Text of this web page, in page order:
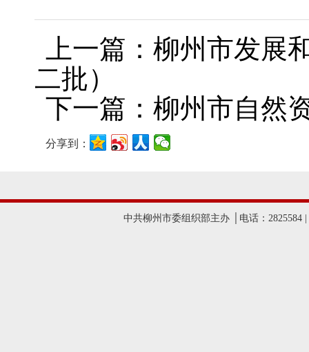
上一篇：柳州市发展
二批）
下一篇：柳州市自然
分享到：
中共柳州市委组织部主办 │电话：2825584